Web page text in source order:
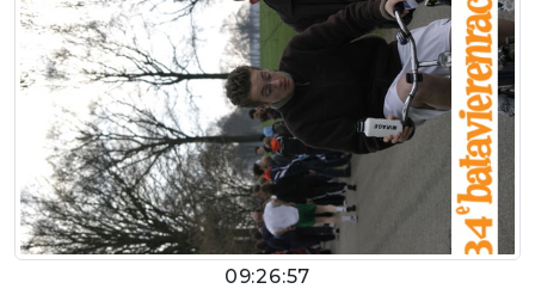
09:26:57